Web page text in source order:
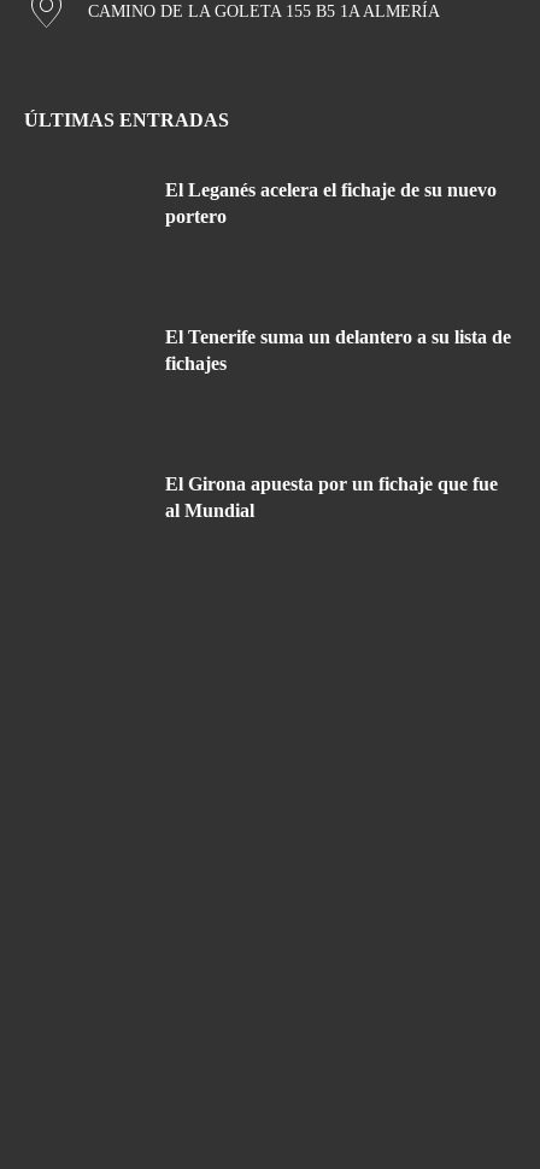
CAMINO DE LA GOLETA 155 B5 1A ALMERÍA
ÚLTIMAS ENTRADAS
El Leganés acelera el fichaje de su nuevo
portero
El Tenerife suma un delantero a su lista de
fichajes
El Girona apuesta por un fichaje que fue
al Mundial